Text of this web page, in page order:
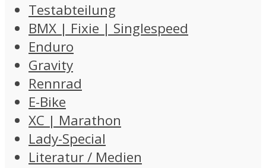
Testabteilung
BMX | Fixie | Singlespeed
Enduro
Gravity
Rennrad
E-Bike
XC | Marathon
Lady-Special
Literatur / Medien